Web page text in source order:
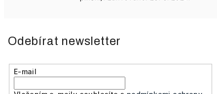
Odebírat newsletter
E-mail